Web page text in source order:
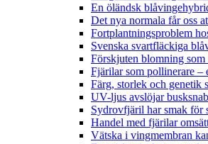
En öländsk
Det nya normala får oss
Fortplantningsproblem
Svenska svartfläckiga
Förskjuten blomning
Fjärilar som pollinerare –
Färg, storlek och genetik
UV-ljus avslöjar
Sydrovfjäril har smak för
Handel med fjärilar
Vätska i vingmembran